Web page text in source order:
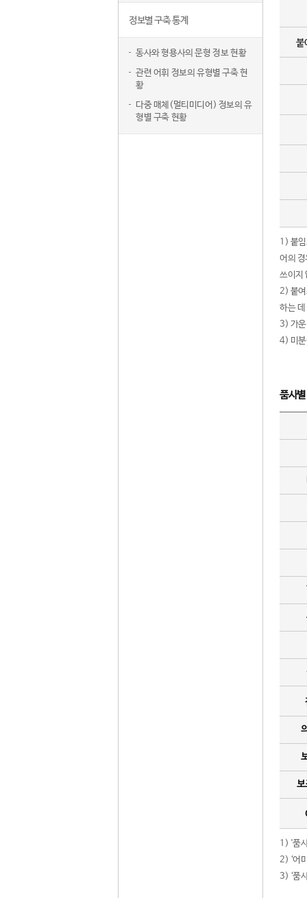
정보별 구축 통계
동사와 형용사의 문형 정보 현황
관련 어휘 정보의 유형별 구축 현
황
다중 매체(멀티미디어) 정보의 유
형별 구축 현황
붙
1) 붙
어의
쓰이지
2) 붙여
하는
3) 가운
4) 미분
품사
보
1) '품
2) ‘어
3) ‘품